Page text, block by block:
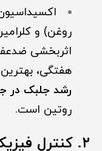
روغن) و
اثربخشی
هفتگی،
رشد جلبک در
روتین است.
۲. کنترل فیزیکی و مکانیکی